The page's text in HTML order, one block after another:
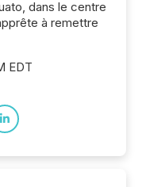
dans le centre
à remettre
EDT